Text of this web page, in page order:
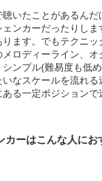
聴いたことがあるん
ェンカーだったりし
ます。でもテクニッ
ロディーライン、オ
ンプル(難易度も低
なスケールを流れ
る一定ポジションで
カーはこんな人にお